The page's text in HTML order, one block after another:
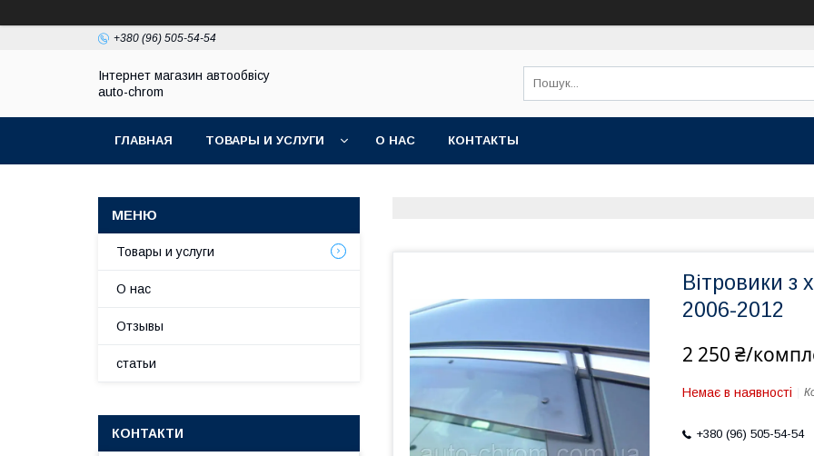
+380 (96) 505-54-54
Інтернет магазин автообвісу
auto-chrom
ГЛАВНАЯ ТОВАРЫ И УСЛУГИ О НАС КОНТАКТЫ
Вітровики
2006-2012
2 250 ₴/
Немає в наявності
+380 (96) 505-54-54
Товары и услуги
О нас
Отзывы
статьи
КОНТАКТИ